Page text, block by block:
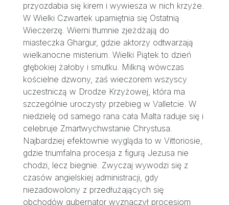
przyozdabia się kirem i wywiesza w nich krzyże.
W Wielki Czwartek upamiętnia się Ostatnią
Wieczerzę. Wierni tłumnie zjeżdżają do
miasteczka Ghargur, gdzie aktorzy odtwarzają
wielkanocne misterium. Wielki Piątek to dzień
głębokiej żałoby i smutku. Milkną wówczas
kościelne dzwony, zaś wieczorem wszyscy
uczestniczą w Drodze Krzyżowej, która ma
szczególnie uroczysty przebieg w Valletcie. W
niedzielę od samego rana cała Malta raduje się i
celebruje Zmartwychwstanie Chrystusa.
Najbardziej efektownie wygląda to w Vittoriosie,
gdzie triumfalna procesja z figurą Jezusa nie
chodzi, lecz biegnie. Zwyczaj wywodzi się z
czasów angielskiej administracji, gdy
niezadowolony z przedłużających się
obchodów gubernator wyznaczył procesjom